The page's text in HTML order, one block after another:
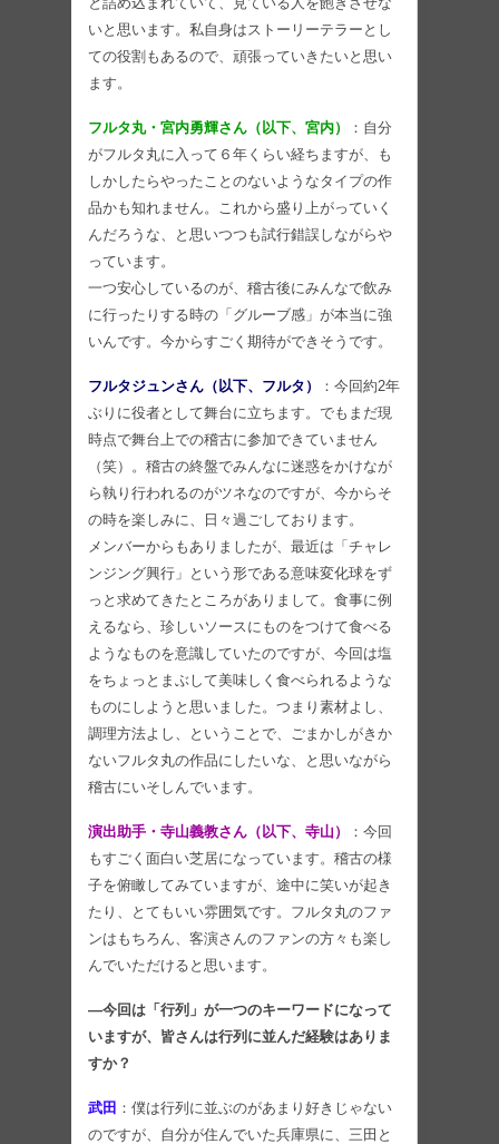
いと思います。私自身はストーリーテラーとし
ての役割もあるので、頑張っていきたいと思い
ます。
フルタ丸・宮内勇輝さん（以下、宮内）
：自分
がフルタ丸に入って６年くらい経ちますが、も
しかしたらやったことのないようなタイプの作
品かも知れません。これから盛り上がっていく
んだろうな、と思いつつも試行錯誤しながらや
っています。
一つ安心しているのが、稽古後にみんなで飲み
に行ったりする時の「グルーブ感」が本当に強
いんです。今からすごく期待ができそうです。
フルタジュンさん（以下、フルタ）
：今回約2年
ぶりに役者として舞台に立ちます。でもまだ現
時点で舞台上での稽古に参加できていません
（笑）。稽古の終盤でみんなに迷惑をかけなが
ら執り行われるのがツネなのですが、今からそ
の時を楽しみに、日々過ごしております。
メンバーからもありましたが、最近は「チャレ
ンジング興行」という形である意味変化球をず
っと求めてきたところがありまして。食事に例
えるなら、珍しいソースにものをつけて食べる
ようなものを意識していたのですが、今回は塩
をちょっとまぶして美味しく食べられるような
ものにしようと思いました。つまり素材よし、
調理方法よし、ということで、ごまかしがきか
ないフルタ丸の作品にしたいな、と思いながら
稽古にいそしんでいます。
演出助手・寺山義教さん（以下、寺山）
：今回
もすごく面白い芝居になっています。稽古の様
子を俯瞰してみていますが、途中に笑いが起き
たり、とてもいい雰囲気です。フルタ丸のファ
ンはもちろん、客演さんのファンの方々も楽し
んでいただけると思います。
―今回は「行列」が一つのキーワードになって
いますが、皆さんは行列に並んだ経験はありま
すか？
武田 ：僕は行列に並ぶのがあまり好きじゃない
のですが、自分が住んでいた兵庫県に、三田と